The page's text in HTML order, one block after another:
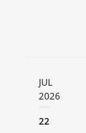
JUL
2026
22